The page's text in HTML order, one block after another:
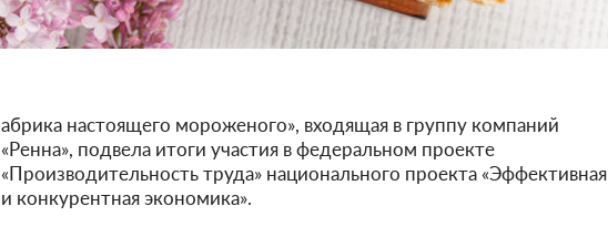
абрика настоящего мороженого», входящая в группу компаний
«Ренна», подвела итоги участия в федеральном проекте
«Производительность труда» национального проекта «Эффективная
и конкурентная экономика».